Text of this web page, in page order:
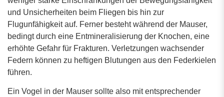
und Unsicherheiten beim Fliegen bis hin zur
Flugunfähigkeit auf. Ferner besteht während der Mauser,
bedingt durch eine Entmineralisierung der Knochen, eine
erhöhte Gefahr für Frakturen. Verletzungen wachsender
Federn können zu heftigen Blutungen aus den Federkielen
führen.
Ein Vogel in der Mauser sollte also mit entsprechender